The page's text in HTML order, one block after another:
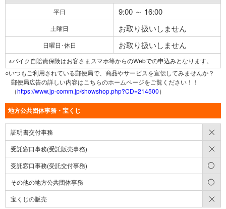
平日 9:00 ～ 16:00
土曜日 お取り扱いしません
日曜日･休日 お取り扱いしません
※バイク自賠責保険はお客さまスマホ等からのWebでの申込みとなります。
○いつもご利用されている郵便局で、商品やサービスを宣伝してみませんか？
郵便局広告の詳しい内容はこちらのホームページをご覧ください！！
（https://www.jp-comm.jp/showshop.php?CD=214500）
地方公共団体事務・宝くじ
証明書交付事務
受託窓口事務(受託販売事務)
受託窓口事務(受託交付事務)
その他の地方公共団体事務
宝くじの販売